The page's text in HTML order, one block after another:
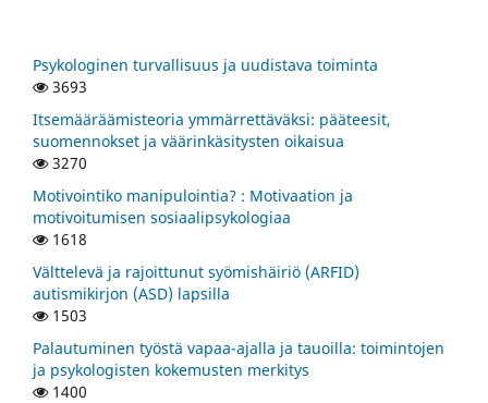
Psykologinen turvallisuus ja uudistava toiminta
3693
Itsemääräämisteoria ymmärrettäväksi: pääteesit,
suomennokset ja väärinkäsitysten oikaisua
3270
Motivointiko manipulointia? : Motivaation ja
motivoitumisen sosiaalipsykologiaa
1618
Välttelevä ja rajoittunut syömishäiriö (ARFID)
autismikirjon (ASD) lapsilla
1503
Palautuminen työstä vapaa-ajalla ja tauoilla: toimintojen
ja psykologisten kokemusten merkitys
1400